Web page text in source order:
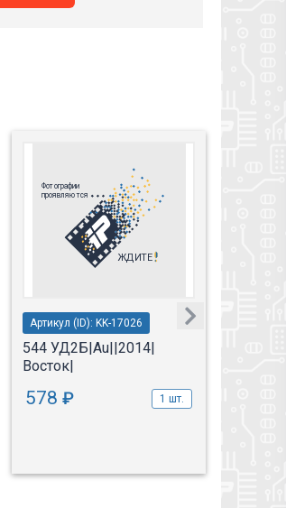
Артикул (ID): KK-17026
544 УД2Б|Au||2014|
Восток|
578 ₽ 1 шт.